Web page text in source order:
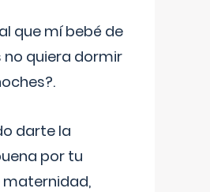
que mí bebé de
no quiera dormir
darte la
por tu
maternidad,